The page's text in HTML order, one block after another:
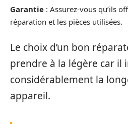
Garantie : Assurez-vous qu’ils
réparation et les pièces utilisées.
Le choix d’un bon
prendre à la légère car il
considérablement la
appareil.